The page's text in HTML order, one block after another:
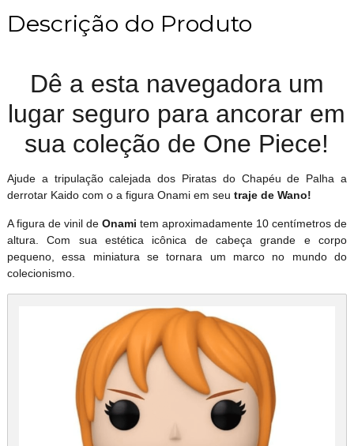
Descrição do Produto
Dê a esta navegadora um
lugar seguro para ancorar em
sua coleção de One Piece!
Ajude a tripulação calejada dos Piratas do Chapéu de Palha a
derrotar Kaido com o a figura Onami em seu traje de Wano!
A figura de vinil de Onami tem aproximadamente 10 centímetros de
altura. Com sua estética icônica de cabeça grande e corpo
pequeno, essa miniatura se tornara um marco no mundo do
colecionismo.